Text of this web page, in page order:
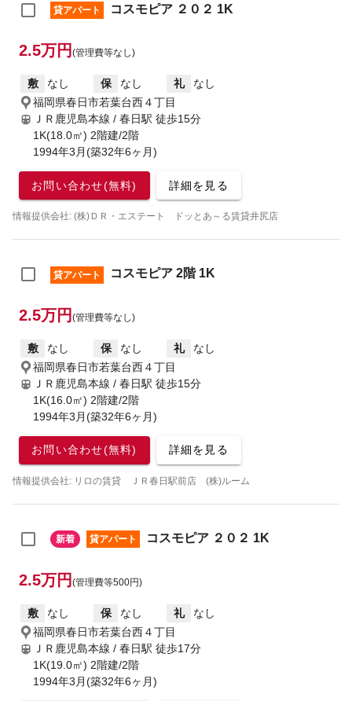
貸アパート コスモピア ２０２ 1K
2.5万円 (管理費等なし)
敷 なし 保 なし 礼
なし
福岡県春日市若葉台西４丁目
ＪＲ鹿児島本線 / 春日駅 徒歩15分
1K(18.0㎡) 2階建/2階
1994年3月(築32年6ヶ月)
お問い合わせ(無料) 詳細を見る
情報提供会社: (株)ＤＲ・エステート ドッとあ～る賃貸井尻店
貸アパート コスモピア 2階 1K
2.5万円 (管理費等なし)
敷 なし 保 なし 礼
なし
福岡県春日市若葉台西４丁目
ＪＲ鹿児島本線 / 春日駅 徒歩15分
1K(16.0㎡) 2階建/2階
1994年3月(築32年6ヶ月)
お問い合わせ(無料) 詳細を見る
情報提供会社: リロの賃貸 ＪＲ春日駅前店 (株)ルーム
新着 貸アパート コスモピア ２０２ 1K
2.5万円 (管理費等500円)
敷 なし 保 なし 礼
なし
福岡県春日市若葉台西４丁目
ＪＲ鹿児島本線 / 春日駅 徒歩17分
1K(19.0㎡) 2階建/2階
1994年3月(築32年6ヶ月)